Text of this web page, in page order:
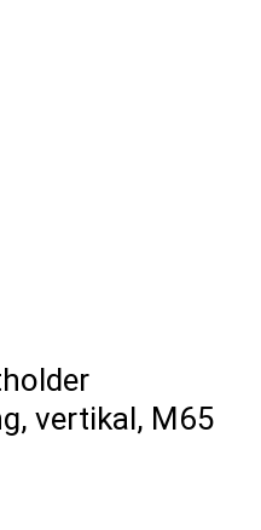
vertikal, M65